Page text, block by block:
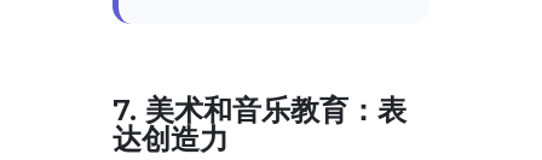
7. 美术和音乐教育：表
达创造力